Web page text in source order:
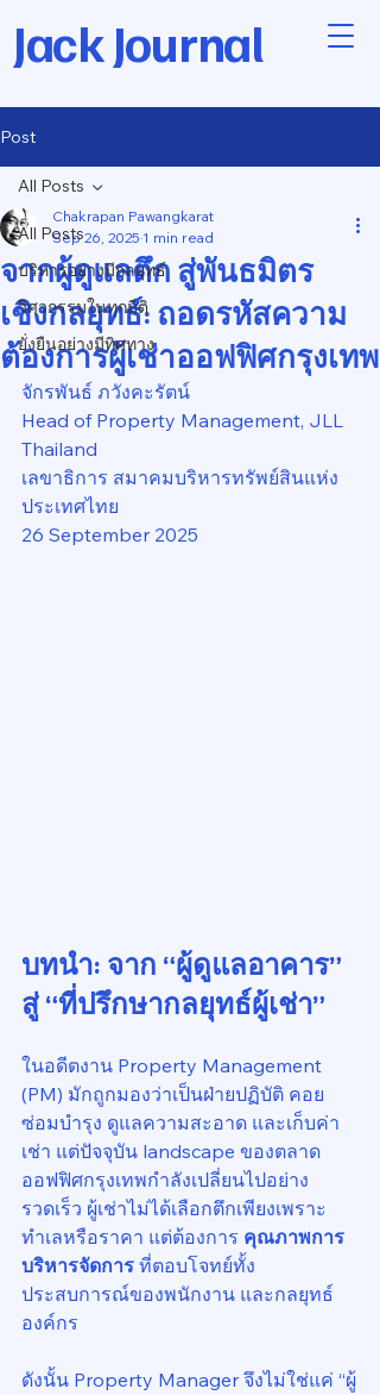
Jack Journal
Post
All Posts
บริหารอย่างมีกลยุทธ์
วิศวกรรมในทุกมิติ
ยั่งยืนอย่างมีทิศทาง
All Posts
จากผู้ดูแลตึก สู่พันธมิตร
เชิงกลยุทธ์: ถอดรหัสความ
ต้องการผู้เช่าออฟฟิศกรุงเทพ
Chakrapan Pawangkarat
Sep 26, 2025 1 min read
จักรพันธ์ ภวังคะรัตน์
Head of Property Management, JLL
Thailand
เลขาธิการ สมาคมบริหารทรัพย์สินแห่ง
ประเทศไทย
26 September 2025
บทนำ: จาก “ผู้ดูแลอาคาร”
สู่ “ที่ปรึกษากลยุทธ์ผู้เช่า”
ในอดีตงาน Property Management
(PM) มักถูกมองว่าเป็นฝ่ายปฏิบัติ คอย
ซ่อมบำรุง ดูแลความสะอาด และเก็บค่า
เช่า แต่ปัจจุบัน landscape ของตลาด
ออฟฟิศกรุงเทพกำลังเปลี่ยนไปอย่าง
รวดเร็ว ผู้เช่าไม่ได้เลือกตึกเพียงเพราะ
ทำเลหรือราคา แต่ต้องการ คุณภาพการ
บริหารจัดการ ที่ตอบโจทย์ทั้ง
ประสบการณ์ของพนักงาน และกลยุทธ์
องค์กร
ดังนั้น Property Manager จึงไม่ใช่แค่ “ผู้